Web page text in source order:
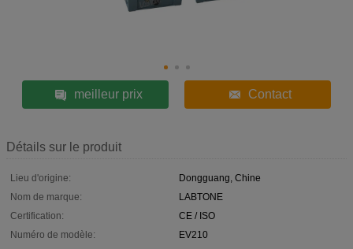
meilleur prix Contact
Détails sur le produit
Lieu d'origine:
Dongguang, Chine
Nom de marque:
LABTONE
Certification:
CE / ISO
Numéro de modèle:
EV210